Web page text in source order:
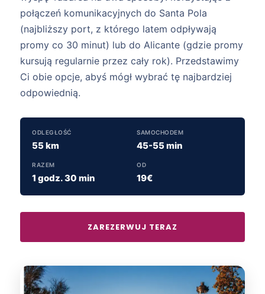
połączeń komunikacyjnych do Santa Pola
(najbliższy port, z którego latem odpływają
promy co 30 minut) lub do Alicante (gdzie promy
kursują regularnie przez cały rok). Przedstawimy
Ci obie opcje, abyś mógł wybrać tę najbardziej
odpowiednią.
ODLEGŁOŚĆ
55 km
SAMOCHODEM
45-55 min
RAZEM
1 godz. 30 min
OD
19€
ZAREZERWUJ TERAZ